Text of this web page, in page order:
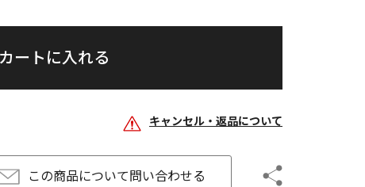
カートに入れる
キャンセル・返品について
この商品について問い合わせる